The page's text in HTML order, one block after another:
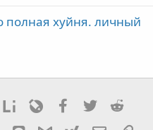
полная хуйня. личный
LiveinternetLivejournalFacebook
Twitter